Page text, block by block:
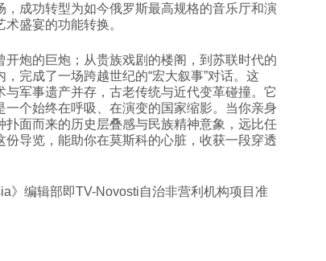
，成功转型为如今俄罗斯最高规格的音乐厅和演
盛宴的功能转换。
开炮的巨炮；从贵族戏剧的楼阁，到苏联时代的
完成了一场跨越世纪的“宏大叙事”对话。这
军事遗产并存，古老传统与近代变革碰撞。它
一个始终在呼吸、在演变的国家缩影。当你亲身
扑面而来的历史层叠感与民族精神意象，远比任
导览，能助你在莫斯科的心脏，收获一段穿透
》编辑部即TV-Novosti自治非营利机构项目准